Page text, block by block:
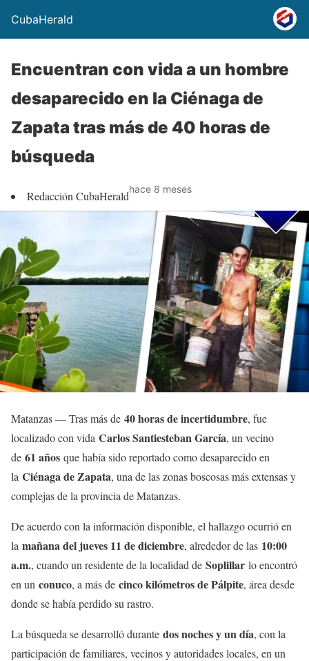
CubaHerald
Encuentran con vida a un hombre
desaparecido en la Ciénaga de
Zapata tras más de 40 horas de
búsqueda
Redacción CubaHeraldhace 8 meses
Matanzas — Tras más de 40 horas de incertidumbre, fue
localizado con vida Carlos Santiesteban García, un vecino
de 61 años que había sido reportado como desaparecido en
la Ciénaga de Zapata, una de las zonas boscosas más extensas y
complejas de la provincia de Matanzas.
De acuerdo con la información disponible, el hallazgo ocurrió en
la mañana del jueves 11 de diciembre, alrededor de las 10:00
a.m., cuando un residente de la localidad de Soplillar lo encontró
en un conuco, a más de cinco kilómetros de Pálpite, área desde
donde se había perdido su rastro.
La búsqueda se desarrolló durante dos noches y un día, con la
participación de familiares, vecinos y autoridades locales, en un